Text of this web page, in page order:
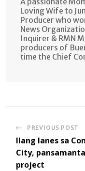
Loving Wife to
Producer who
News
Inquirer & RMN
producers of
time the Chief
PREVIOUS POST
Ilang lanes sa
City,
project